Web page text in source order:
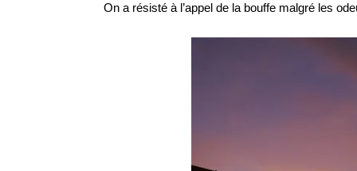
On a résisté à l’appel de la bouffe malgré les